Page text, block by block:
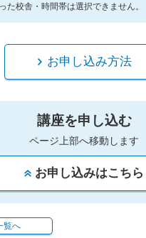
た校舎・時間帯は選択できません。
お申し込み方法
講座を申し込む
ページ上部へ移動します
お申し込みはこちら
覧へ